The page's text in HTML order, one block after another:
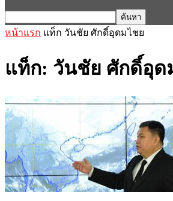
หน้าแรก แท็ก วันชัย ศักดิ์อุดมไชย
แท็ก: วันชัย ศักดิ์อุด